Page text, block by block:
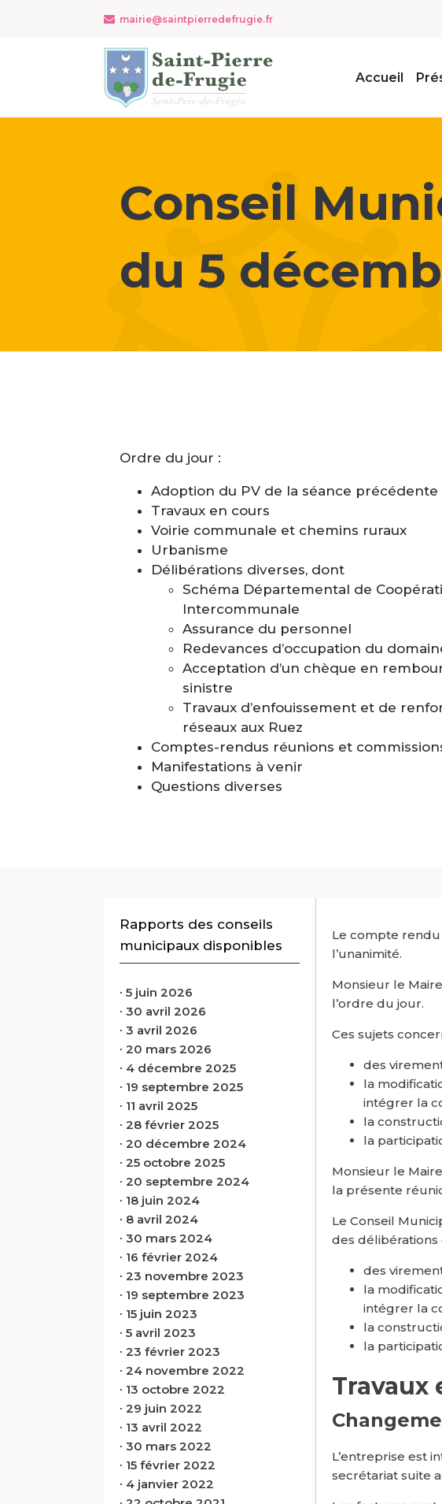
mairie@saintpierredefrugie.fr
Accueil
Conseil
du 5
Ordre du jour :
Adoption du PV de la séance précédente
Travaux en cours
Voirie communale et chemins ruraux
Urbanisme
Délibérations diverses, dont
Schéma Départemental de
Intercommunale
Assurance du personnel
Redevances d’occupation du
Acceptation d’un chèque en
sinistre
Travaux d’enfouissement et de
réseaux aux Ruez
Comptes-rendus réunions et
Manifestations à venir
Questions diverses
Rapports des conseils
municipaux disponibles
∙ 5 juin 2026
∙ 30 avril 2026
∙ 3 avril 2026
∙ 20 mars 2026
∙ 4 décembre 2025
∙ 19 septembre 2025
∙ 11 avril 2025
∙ 28 février 2025
∙ 20 décembre 2024
∙ 25 octobre 2025
∙ 20 septembre 2024
∙ 18 juin 2024
∙ 8 avril 2024
∙ 30 mars 2024
∙ 16 février 2024
∙ 23 novembre 2023
∙ 19 septembre 2023
∙ 15 juin 2023
∙ 5 avril 2023
∙ 23 février 2023
∙ 24 novembre 2022
∙ 13 octobre 2022
∙ 29 juin 2022
∙ 13 avril 2022
∙ 30 mars 2022
∙ 15 février 2022
∙ 4 janvier 2022
Le compte rendu
l’unanimité.
Monsieur le
l’ordre du jour.
Ces sujets
des
la
intégrer la
la
la
Monsieur le
la présente
Le Conseil
des
des
la
intégrer la
la
la
Travaux
L’entreprise est
secrétariat suite